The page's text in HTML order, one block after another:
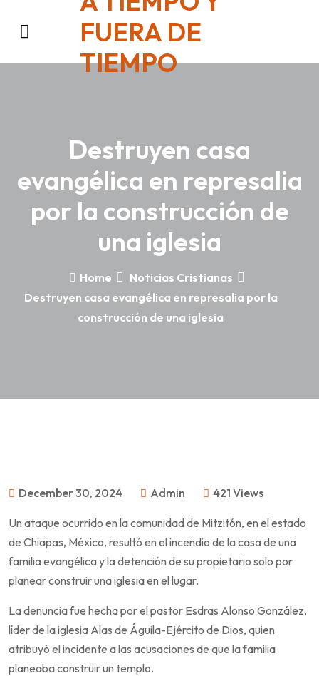
FUERA DE
TIEMPO
Destruyen casa
evangélica en represalia
por la construcción de
una iglesia
Home
Noticias Cristianas
Destruyen casa evangélica en represalia por la
construcción de una iglesia
December 30, 2024 Admin 421 Views
Un ataque ocurrido en la comunidad de Mitzitón, en el estado
de Chiapas, México, resultó en el incendio de la casa de una
familia evangélica y la detención de su propietario solo por
planear construir una iglesia en el lugar.
La denuncia fue hecha por el pastor Esdras Alonso González,
líder de la iglesia Alas de Águila-Ejército de Dios, quien
atribuyó el incidente a las acusaciones de que la familia
planeaba construir un templo.